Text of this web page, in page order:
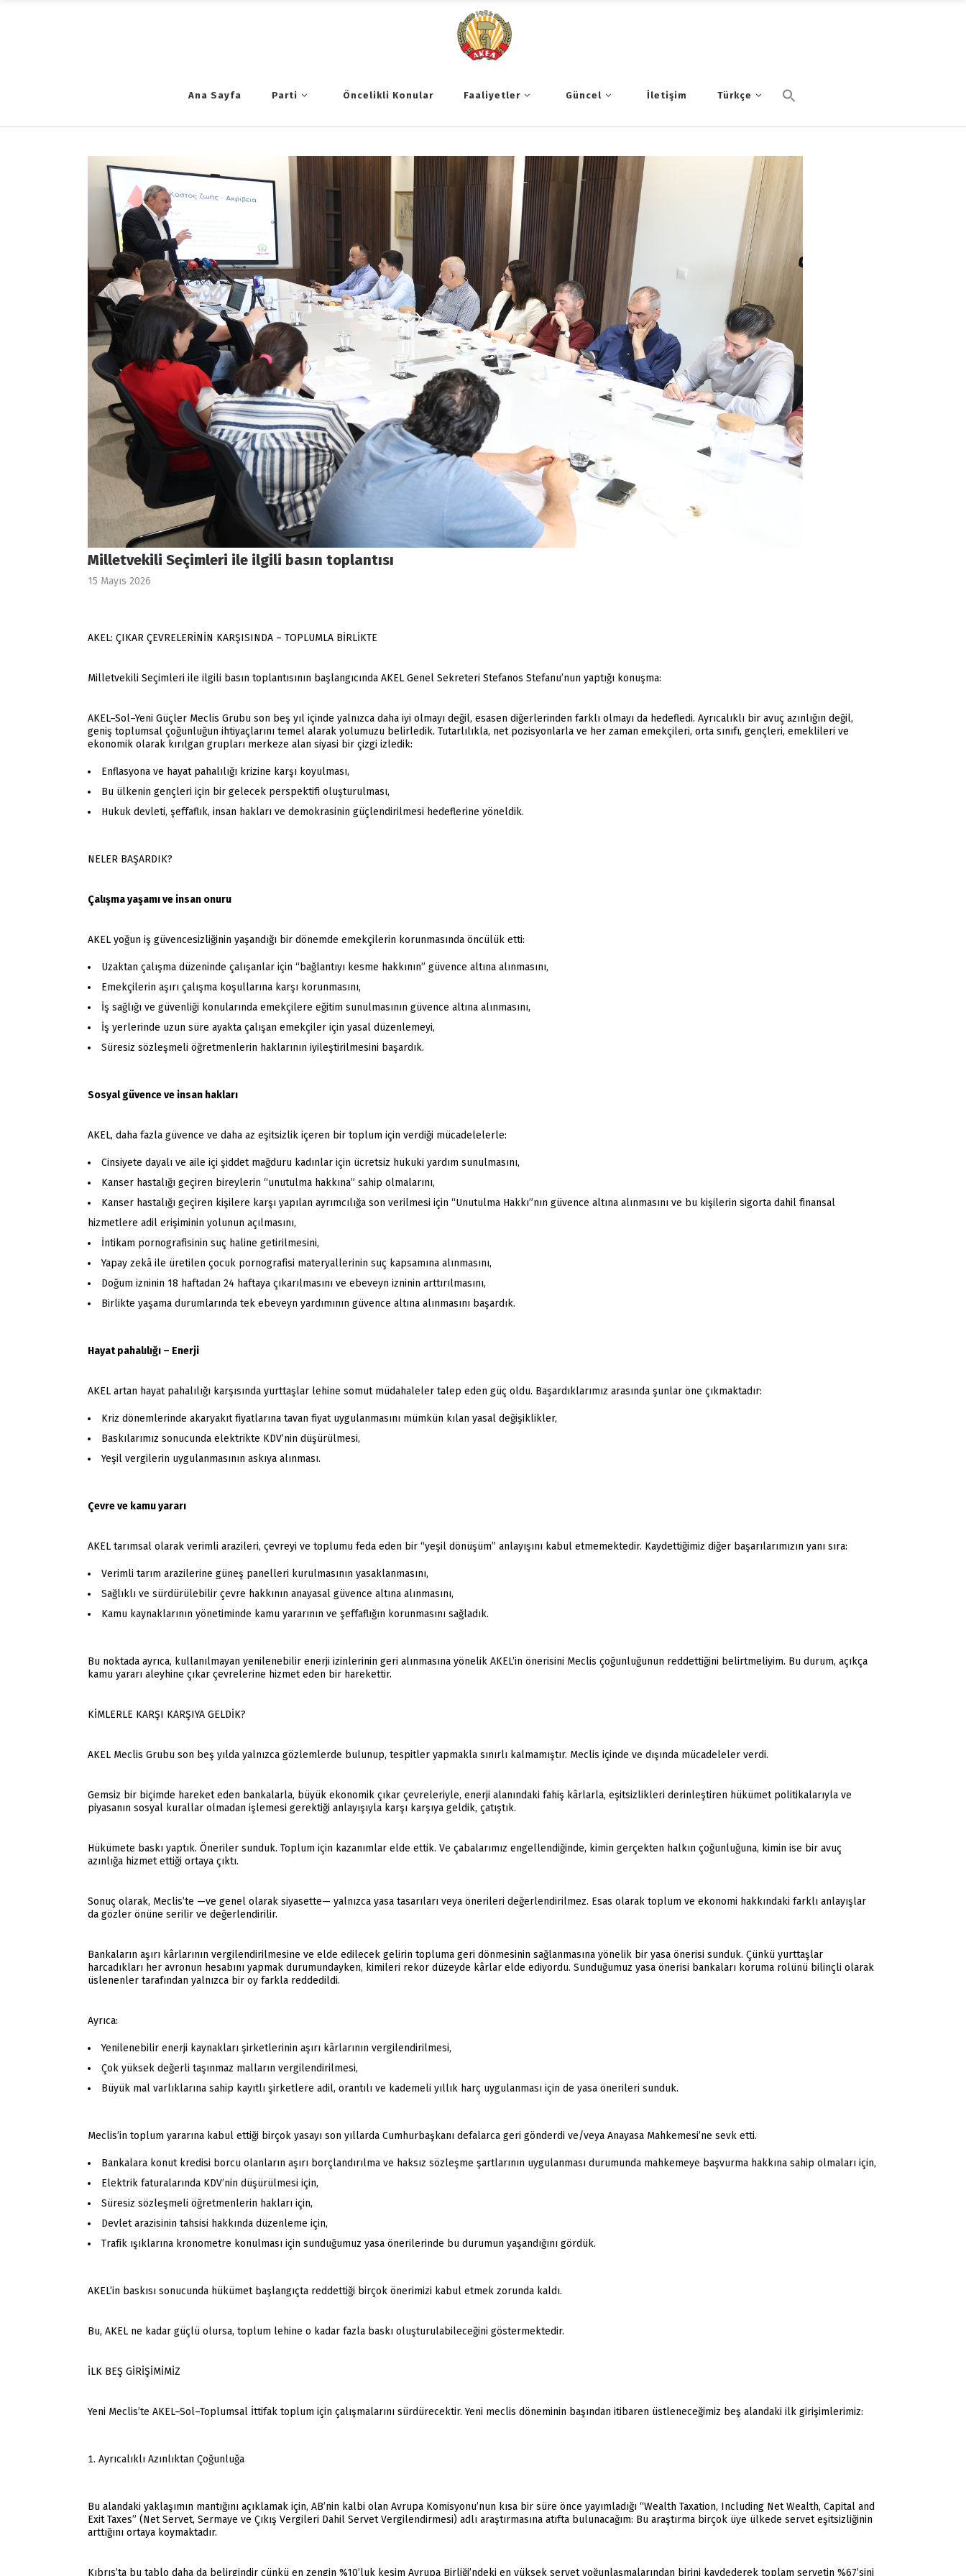
Ana Sayfa Parti Öncelikli Konular Faaliyetler Güncel İletişim Türkçe
Milletvekili Seçimleri ile ilgili basın toplantısı
15 Mayıs 2026
AKEL: ÇIKAR ÇEVRELERİNİN KARŞISINDA – TOPLUMLA BİRLİKTE
Milletvekili Seçimleri ile ilgili basın toplantısının başlangıcında AKEL Genel Sekreteri Stefanos Stefanu’nun yaptığı konuşma:
AKEL–Sol–Yeni Güçler Meclis Grubu son beş yıl içinde yalnızca daha iyi olmayı değil, esasen diğerlerinden farklı olmayı da hedefledi. Ayrıcalıklı bir avuç azınlığın değil,
geniş toplumsal çoğunluğun ihtiyaçlarını temel alarak yolumuzu belirledik. Tutarlılıkla, net pozisyonlarla ve her zaman emekçileri, orta sınıfı, gençleri, emeklileri ve
ekonomik olarak kırılgan grupları merkeze alan siyasi bir çizgi izledik:
Enflasyona ve hayat pahalılığı krizine karşı koyulması,
Bu ülkenin gençleri için bir gelecek perspektifi oluşturulması,
Hukuk devleti, şeffaflık, insan hakları ve demokrasinin güçlendirilmesi hedeflerine yöneldik.
NELER BAŞARDIK?
Çalışma yaşamı ve insan onuru
AKEL yoğun iş güvencesizliğinin yaşandığı bir dönemde emekçilerin korunmasında öncülük etti:
Uzaktan çalışma düzeninde çalışanlar için “bağlantıyı kesme hakkının” güvence altına alınmasını,
Emekçilerin aşırı çalışma koşullarına karşı korunmasını,
İş sağlığı ve güvenliği konularında emekçilere eğitim sunulmasının güvence altına alınmasını,
İş yerlerinde uzun süre ayakta çalışan emekçiler için yasal düzenlemeyi,
Süresiz sözleşmeli öğretmenlerin haklarının iyileştirilmesini başardık.
Sosyal güvence ve insan hakları
AKEL, daha fazla güvence ve daha az eşitsizlik içeren bir toplum için verdiği mücadelelerle:
Cinsiyete dayalı ve aile içi şiddet mağduru kadınlar için ücretsiz hukuki yardım sunulmasını,
Kanser hastalığı geçiren bireylerin “unutulma hakkına” sahip olmalarını,
Kanser hastalığı geçiren kişilere karşı yapılan ayrımcılığa son verilmesi için “Unutulma Hakkı”nın güvence altına alınmasını ve bu kişilerin sigorta dahil finansal
hizmetlere adil erişiminin yolunun açılmasını,
İntikam pornografisinin suç haline getirilmesini,
Yapay zekâ ile üretilen çocuk pornografisi materyallerinin suç kapsamına alınmasını,
Doğum izninin 18 haftadan 24 haftaya çıkarılmasını ve ebeveyn izninin arttırılmasını,
Birlikte yaşama durumlarında tek ebeveyn yardımının güvence altına alınmasını başardık.
Hayat pahalılığı – Enerji
AKEL artan hayat pahalılığı karşısında yurttaşlar lehine somut müdahaleler talep eden güç oldu. Başardıklarımız arasında şunlar öne çıkmaktadır:
Kriz dönemlerinde akaryakıt fiyatlarına tavan fiyat uygulanmasını mümkün kılan yasal değişiklikler,
Baskılarımız sonucunda elektrikte KDV’nin düşürülmesi,
Yeşil vergilerin uygulanmasının askıya alınması.
Çevre ve kamu yararı
AKEL tarımsal olarak verimli arazileri, çevreyi ve toplumu feda eden bir “yeşil dönüşüm” anlayışını kabul etmemektedir. Kaydettiğimiz diğer başarılarımızın yanı sıra:
Verimli tarım arazilerine güneş panelleri kurulmasının yasaklanmasını,
Sağlıklı ve sürdürülebilir çevre hakkının anayasal güvence altına alınmasını,
Kamu kaynaklarının yönetiminde kamu yararının ve şeffaflığın korunmasını sağladık.
Bu noktada ayrıca, kullanılmayan yenilenebilir enerji izinlerinin geri alınmasına yönelik AKEL’in önerisini Meclis çoğunluğunun reddettiğini belirtmeliyim. Bu durum, açıkça
kamu yararı aleyhine çıkar çevrelerine hizmet eden bir harekettir.
KİMLERLE KARŞI KARŞIYA GELDİK?
AKEL Meclis Grubu son beş yılda yalnızca gözlemlerde bulunup, tespitler yapmakla sınırlı kalmamıştır. Meclis içinde ve dışında mücadeleler verdi.
Gemsiz bir biçimde hareket eden bankalarla, büyük ekonomik çıkar çevreleriyle, enerji alanındaki fahiş kârlarla, eşitsizlikleri derinleştiren hükümet politikalarıyla ve
piyasanın sosyal kurallar olmadan işlemesi gerektiği anlayışıyla karşı karşıya geldik, çatıştık.
Hükümete baskı yaptık. Öneriler sunduk. Toplum için kazanımlar elde ettik. Ve çabalarımız engellendiğinde, kimin gerçekten halkın çoğunluğuna, kimin ise bir avuç
azınlığa hizmet ettiği ortaya çıktı.
Sonuç olarak, Meclis’te —ve genel olarak siyasette— yalnızca yasa tasarıları veya önerileri değerlendirilmez. Esas olarak toplum ve ekonomi hakkındaki farklı anlayışlar
da gözler önüne serilir ve değerlendirilir.
Bankaların aşırı kârlarının vergilendirilmesine ve elde edilecek gelirin topluma geri dönmesinin sağlanmasına yönelik bir yasa önerisi sunduk. Çünkü yurttaşlar
harcadıkları her avronun hesabını yapmak durumundayken, kimileri rekor düzeyde kârlar elde ediyordu. Sunduğumuz yasa önerisi bankaları koruma rolünü bilinçli olarak
üslenenler tarafından yalnızca bir oy farkla reddedildi.
Ayrıca:
Yenilenebilir enerji kaynakları şirketlerinin aşırı kârlarının vergilendirilmesi,
Çok yüksek değerli taşınmaz malların vergilendirilmesi,
Büyük mal varlıklarına sahip kayıtlı şirketlere adil, orantılı ve kademeli yıllık harç uygulanması için de yasa önerileri sunduk.
Meclis’in toplum yararına kabul ettiği birçok yasayı son yıllarda Cumhurbaşkanı defalarca geri gönderdi ve/veya Anayasa Mahkemesi’ne sevk etti.
Bankalara konut kredisi borcu olanların aşırı borçlandırılma ve haksız sözleşme şartlarının uygulanması durumunda mahkemeye başvurma hakkına sahip olmaları için,
Elektrik faturalarında KDV’nin düşürülmesi için,
Süresiz sözleşmeli öğretmenlerin hakları için,
Devlet arazisinin tahsisi hakkında düzenleme için,
Trafik ışıklarına kronometre konulması için sunduğumuz yasa önerilerinde bu durumun yaşandığını gördük.
AKEL’in baskısı sonucunda hükümet başlangıçta reddettiği birçok önerimizi kabul etmek zorunda kaldı.
Bu, AKEL ne kadar güçlü olursa, toplum lehine o kadar fazla baskı oluşturulabileceğini göstermektedir.
İLK BEŞ GİRİŞİMİMİZ
Yeni Meclis’te AKEL–Sol–Toplumsal İttifak toplum için çalışmalarını sürdürecektir. Yeni meclis döneminin başından itibaren üstleneceğimiz beş alandaki ilk girişimlerimiz:
Ayrıcalıklı Azınlıktan Çoğunluğa
Bu alandaki yaklaşımın mantığını açıklamak için, AB’nin kalbi olan Avrupa Komisyonu’nun kısa bir süre önce yayımladığı “Wealth Taxation, Including Net Wealth, Capital and
Exit Taxes” (Net Servet, Sermaye ve Çıkış Vergileri Dahil Servet Vergilendirmesi) adlı araştırmasına atıfta bulunacağım: Bu araştırma birçok üye ülkede servet eşitsizliğinin
arttığını ortaya koymaktadır.
Kıbrıs’ta bu tablo daha da belirgindir çünkü en zengin %10’luk kesim Avrupa Birliği’ndeki en yüksek servet yoğunlaşmalarından birini kaydederek toplam servetin %67’sini